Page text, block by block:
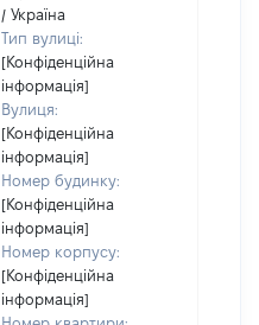
/ Україна
Тип вулиці:
[Конфіденційна
інформація]
Вулиця:
[Конфіденційна
інформація]
Номер будинку:
[Конфіденційна
інформація]
Номер корпусу:
[Конфіденційна
інформація]